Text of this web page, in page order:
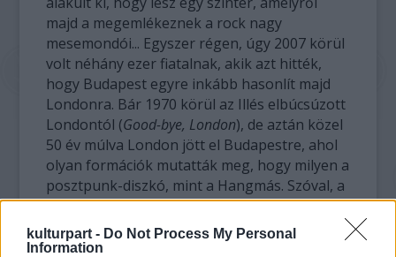
kulturpart - Do Not Process My Personal
Information
majd a megemlékeznek a rock nagy
mesemondói... Egyszer régen, úgy 2007 körül
volt néhány ezer fiatalnak, akik azt hitték,
hogy Budapest egyre inkább hasonlít majd
Londonra. Bár 1970 körül az Illés elbúcsúzott
Londontól (Good-bye, London), de aztán közel
50 év múlva London jött el Budapestre, ahol
olyan formációk mutatták meg, hogy milyen a
posztpunk-diszkó, mint a Hangmás. Szóval, a
zenekar az Amber Smith-szel együtt felrakta
Budapestet a világ indie-térképére. A
Hangmást sokan elkönyvelték egy remek